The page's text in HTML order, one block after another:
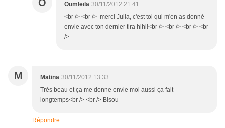
O Oumleïla 30/11/2012 21:41
<br /> <br /> merci Julia, c'est toi qui m'en as donné
envie avec ton dernier tira hihi!<br /> <br /> <br /> <br
/>
M Matina 30/11/2012 13:33
Très beau et ça me donne envie moi aussi ça fait
longtemps<br /> <br /> Bisou
Répondre